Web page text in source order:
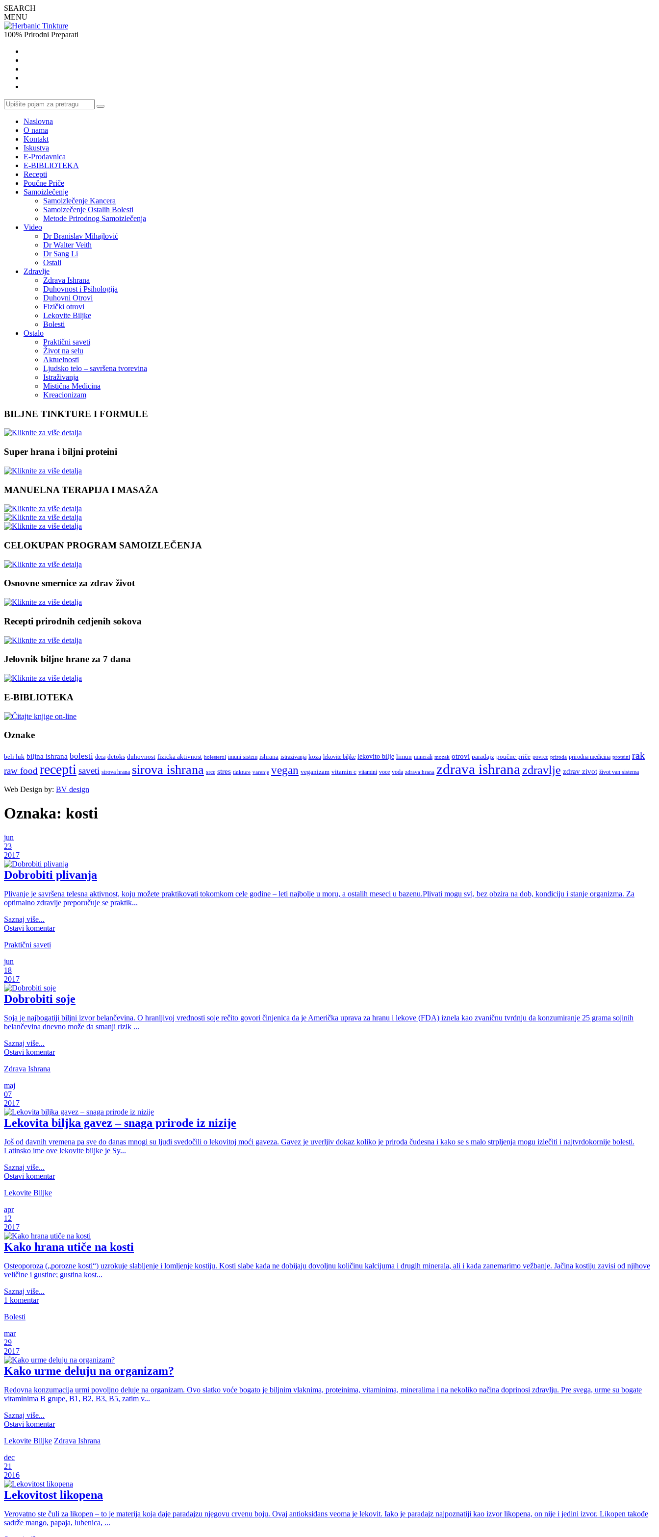
SEARCH
MENU
100% Prirodni Preparati
Naslovna
O nama
Kontakt
Iskustva
E-Prodavnica
E-BIBLIOTEKA
Recepti
Poučne Priče
Samoizlečenje
Samoizlečenje Kancera
Samoizečenje Ostalih Bolesti
Metode Prirodnog Samoizlečenja
Video
Dr Branislav Mihajlović
Dr Walter Veith
Dr Sang Li
Ostali
Zdravlje
Zdrava Ishrana
Duhovnost i Psihologija
Duhovni Otrovi
Fizički otrovi
Lekovite Biljke
Bolesti
Ostalo
Praktični saveti
Život na selu
Aktuelnosti
Ljudsko telo – savršena tvorevina
Istraživanja
Mistična Medicina
Kreacionizam
BILJNE TINKTURE I FORMULE
Super hrana i biljni proteini
MANUELNA TERAPIJA I MASAŽA
CELOKUPAN PROGRAM SAMOIZLEČENJA
Osnovne smernice za zdrav život
Recepti prirodnih cedjenih sokova
Jelovnik biljne hrane za 7 dana
E-BIBLIOTEKA
Oznake
beli luk biljna ishrana bolesti deca detoks duhovnost fizicka aktivnost holesterol imuni sistem ishrana istrazivanja koza lekovite biljke lekovito bilje limun minerali mozak otrovi paradajz poučne priče povrce priroda prirodna medicina proteini rak
raw food recepti saveti sirova hrana sirova ishrana srce stres tinkture varenje vegan veganizam vitamin c vitamini voce voda zdrava hrana zdrava ishrana zdravlje zdrav zivot život van sistema
Web Design by: BV design
Oznaka: kosti
jun
23
2017
Dobrobiti plivanja
Plivanje je savršena telesna aktivnost, koju možete praktikovati tokomkom cele godine – leti najbolje u moru, a ostalih meseci u bazenu.Plivati mogu svi, bez obzira na dob, kondiciju i stanje organizma. Za
optimalno zdravlje preporučuje se praktik...
Saznaj više...
Ostavi komentar
Praktični saveti
jun
18
2017
Dobrobiti soje
Soja je najbogatiji biljni izvor belančevina. O hranljivoj vrednosti soje rečito govori činjenica da je Američka uprava za hranu i lekove (FDA) iznela kao zvaničnu tvrdnju da konzumiranje 25 grama sojinih
belančevina dnevno može da smanji rizik ...
Saznaj više...
Ostavi komentar
Zdrava Ishrana
maj
07
2017
Lekovita biljka gavez – snaga prirode iz nizije
Još od davnih vremena pa sve do danas mnogi su ljudi svedočili o lekovitoj moći gaveza. Gavez je uverljiv dokaz koliko je priroda čudesna i kako se s malo strpljenja mogu izlečiti i najtvrdokornije bolesti.
Latinsko ime ove lekovite biljke je Sy...
Saznaj više...
Ostavi komentar
Lekovite Biljke
apr
12
2017
Kako hrana utiče na kosti
Osteoporoza („porozne kosti“) uzrokuje slabljenje i lomljenje kostiju. Kosti slabe kada ne dobijaju dovoljnu količinu kalcijuma i drugih minerala, ali i kada zanemarimo vežbanje. Jačina kostiju zavisi od njihove
veličine i gustine; gustina kost...
Saznaj više...
1 komentar
Bolesti
mar
29
2017
Kako urme deluju na organizam?
Redovna konzumacija urmi povoljno deluje na organizam. Ovo slatko voće bogato je biljnim vlaknima, proteinima, vitaminima, mineralima i na nekoliko načina doprinosi zdravlju. Pre svega, urme su bogate
vitaminima B grupe, B1, B2, B3, B5, zatim v...
Saznaj više...
Ostavi komentar
Lekovite Biljke Zdrava Ishrana
dec
21
2016
Lekovitost likopena
Verovatno ste čuli za likopen – to je materija koja daje paradajzu njegovu crvenu boju. Ovaj antioksidans veoma je lekovit. Iako je paradajz najpoznatiji kao izvor likopena, on nije i jedini izvor. Likopen takođe
sadrže mango, papaja, lubenica, ...